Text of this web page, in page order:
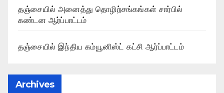
தஞ்சையில் அனைத்து தொழிற்சங்கங்கள் சார்பில்
கண்டன ஆர்ப்பாட்டம்
தஞ்சையில் இந்திய கம்யூனிஸ்ட் கட்சி ஆர்ப்பாட்டம்
Archives